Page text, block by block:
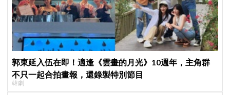
郭東延入伍在即！適逢《雲畫的月光》10週年，主角群
不只一起合拍畫報，還錄製特別節目
韓劇